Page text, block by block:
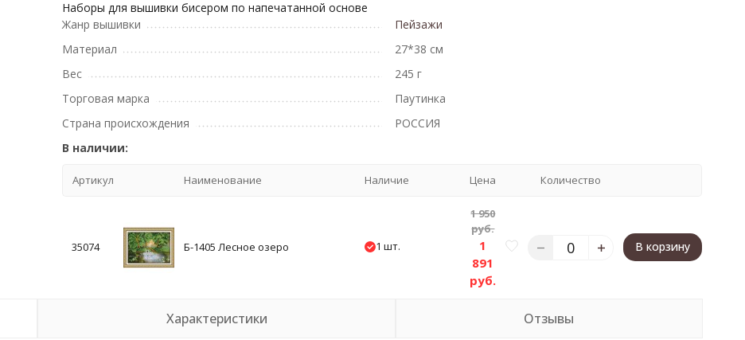
Наборы для вышивки бисером по напечатанной основе
Жанр вышивки
Пейзажи
Материал
27*38 см
Вес
245 г
Торговая марка
Паутинка
Страна происхождения
РОССИЯ
В наличии:
Артикул Наименование Наличие Цена Количество
35074 Б-1405 Лесное озеро 1 шт.
1 950
руб.
1
891
руб.
В корзину
Характеристики Отзывы